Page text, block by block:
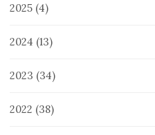
2025 (4)
2024 (13)
2023 (34)
2022 (38)